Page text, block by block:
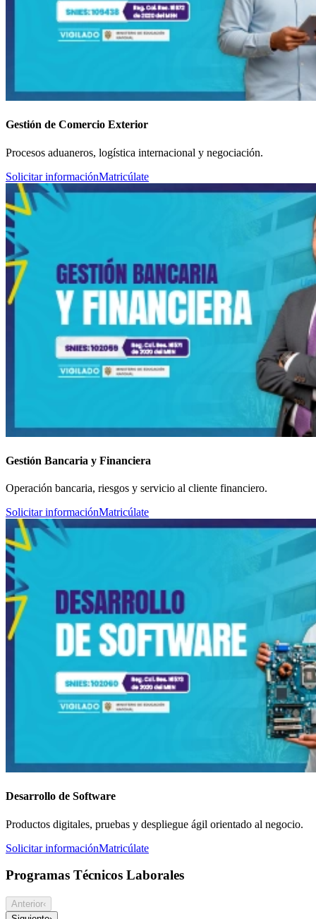
Gestión de Comercio Exterior
Procesos aduaneros, logística internacional y negociación.
Solicitar informaciónMatricúlate
Gestión Bancaria y Financiera
Operación bancaria, riesgos y servicio al cliente financiero.
Solicitar informaciónMatricúlate
Desarrollo de Software
Productos digitales, pruebas y despliegue ágil orientado al negocio.
Solicitar informaciónMatricúlate
Programas Técnicos Laborales
Anterior‹